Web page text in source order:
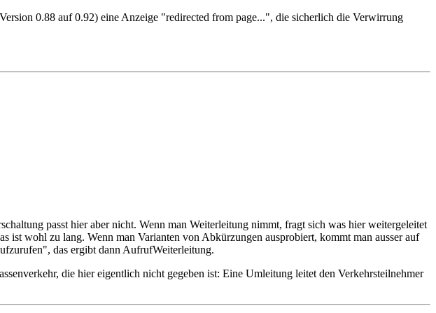
0.88 auf 0.92) eine Anzeige "redirected from page...", die sicherlich die Verwirrung
passt hier aber nicht. Wenn man Weiterleitung nimmt, fragt sich was hier weitergeleitet
wohl zu lang. Wenn man Varianten von Abkürzungen ausprobiert, kommt man ausser auf
das ergibt dann AufrufWeiterleitung.
die hier eigentlich nicht gegeben ist: Eine Umleitung leitet den Verkehrsteilnehmer